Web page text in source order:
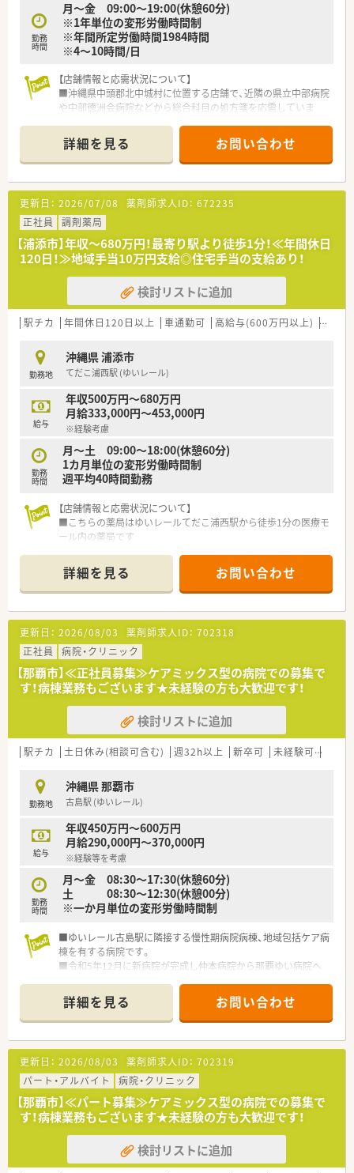
＜こんな会社です＞
■沖縄県内に39店舗展開しております。沖縄地場では最大手の
薬局です。【2022.9現時点】
者様の待ち時間を快適に過ごして頂くような工夫もされていま
す。
■平成20年に大手チェーンのクオールと資本提携してより質の
高いサービスを提供出来るような会社にされています。
■総合病院だけでなく、様々なクリニックの門前に店舗があるた
め、幅広い処方の経験が積めます。
■待合室でお待ちのお客様や患者様へのドリンクのサービスや
さまざまなサポートを行う「フロア・コンシェルジュ」、お薬の
「ドライブスルー」など、“沖縄初”のサービスに積極的に取り組
んでいます。
■今後は、専門医療機関連携薬局を取得していきたい方針もあり
専門認定の資格を取りたい方や幅広いスキルを身につけたい意
識の高い方は大歓迎です。
勤務
時間
月～金 09:00～19:00(休憩60分)
※1年単位の変形労働時間制
※年間所定労働時間1984時間
※4～10時間/日
【店舗情報と応需状況について】
■沖縄県中頭郡北中城村に位置する店舗で、近隣の県立中部病院
や中部徳洲会病院などから総合科目の処方箋を応需していま
■処方箋の応需枚数は1日あたり約20枚となっており、一人ひと
りの患者様に対してゆとりを持って丁寧に対応できる環境で
す。
■開局時間は月曜日から金曜日の9時から18時までとなってお
り、薬剤師3名と事務スタッフ3名の体制で業務を行います。
【募集背景と求める人物像について】
■今後のさらなる店舗展開や、より質の高い調剤サービスを安定
して提供するための欠員補充に伴う正社員の募集です。
■周囲のスタッフと円滑に連携できる協調性やコミュニケーシ
ョン能力をお持ちで、自主性を持って動ける方を求めています。
■将来的な管理職への挑戦など、成長意欲や向上心があり、3年
から4年スパンでの沖縄県内での店舗異動が可能な方を歓迎し
ます。
【法人特徴について】
■2018年にドラッグ1号店を開局して以来、沖縄県内において調
剤薬局やドラッグストアの店舗を積極的に展開している企業で
す。
■多様な働き方を推進するダイバーシティ経営に注力しており、
管理職への研修実施や託児所の開園などを行っています。
■女性活躍推進法に基づく三ツ星「えるぼし」の最高ランクを取
得しており、誰もが安心して長く働ける環境づくりに努めていま
す。
■正社員の勤務薬剤師としての採用を行っており、ご経験や能力
を最大限に考慮して年収500万円から677万円を提示します。
■手厚い各種手当が魅力であり、一般薬剤師には月10万円、管理
代の補助などが用意されているため遠方からの転職も安心で
す。
詳細を見る お問い合わせ
更新日： 2026/07/08 薬剤師求人ID： 672235
正社員
調剤薬局
【浦添市】年収～680万円！最寄り駅より徒歩1分！≪年間休日
120日！≫地域手当10万円支給◎住宅手当の支給あり！
検討リストに追加
駅チカ 年間休日120日以上 車通勤可 高給与(600万円以上) 住宅
勤務地
沖縄県 浦添市
てだこ浦西駅 (ゆいレール)
給与
年収500万円～680万円
月給333,000円～453,000円
※経験考慮
勤務
時間
月～土 09:00～18:00(休憩60分)
1カ月単位の変形労働時間制
週平均40時間勤務
【店舗情報と応需状況について】
■こちらの薬局はゆいレールてだこ浦西駅から徒歩1分の医療モ
ール内の薬局です
■薬剤師は正社員5名体制で、手厚い人員配置が魅力です。
【募集背景と求める人物像について】
■今回は異動にともなう募集です。薬局を共に作り上げていく
意欲のある方を求めています。
■変化を楽しみ、挑戦的な環境で自身の能力を発揮したい方を歓
迎します。
■チームワークを大切にし、患者様のために積極的に行動できる
薬剤師を募集しています。
【求人情報について】
■年間休日は約120日と充実しており、プライベートとの両立が
十分に可能です。
■住宅手当の支給もあり、遠方からの転職を検討されている方に
【勤務実態について】
■有給休暇は入社3ヶ月で付与され、年間平均9.5日の消化実績が
あります。
■残業代は1分単位で計算されるため、働いた時間がきちんと評
価されます。
■男性の育休取得実績もあり、育児と仕事の両立を支援する制度
が整っています。
詳細を見る お問い合わせ
更新日： 2026/08/03 薬剤師求人ID： 702318
正社員
病院・クリニック
【那覇市】≪正社員募集≫ケアミックス型の病院での募集で
す！病棟業務もございます★未経験の方も大歓迎です！
検討リストに追加
駅チカ 土日休み(相談可含む) 週32h以上 新卒可 未経験可
勤務地
沖縄県 那覇市
古島駅 (ゆいレール)
給与
年収450万円～600万円
月給290,000円～370,000円
※経験等を考慮
勤務
時間
月～金 08:30～17:30(休憩60分)
土 08:30～12:30(休憩00分)
※一か月単位の変形労働時間制
■ゆいレール古島駅に隣接する慢性期病院病棟、地域包括ケア病
棟を有する病院です。
■令和5年12月に新病院が完成し仲本病院から那覇ゆい病院へ
■療養病床48床、地域包括ケア病棟46床の計94床を有していま
す。
■職員専用駐車場は病院から徒歩12分程度です。
詳細を見る お問い合わせ
更新日： 2026/08/03 薬剤師求人ID： 702319
パート・アルバイト
病院・クリニック
【那覇市】≪パート募集≫ケアミックス型の病院での募集で
す！病棟業務もございます★未経験の方も大歓迎です！
検討リストに追加